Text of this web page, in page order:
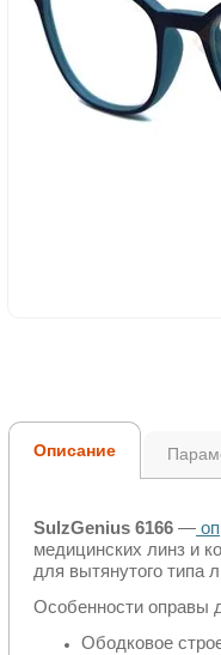
Описание
SulzGenius 6166 —
медицинских линз и
для вытянутого типа
Особенности оправы
Ободковое